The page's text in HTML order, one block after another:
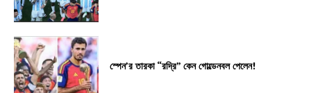
স্পেন’র তারকা “রদ্রি” কেন গোল্ডেনবল পেলেন!